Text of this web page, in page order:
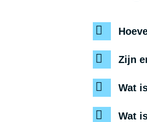
Zijn
Wat
Wat